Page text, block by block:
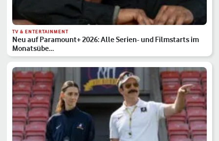
TV & ENTERTAINMENT
Neu auf Paramount+ 2026: Alle Serien- und Filmstarts im
Monatsübe…